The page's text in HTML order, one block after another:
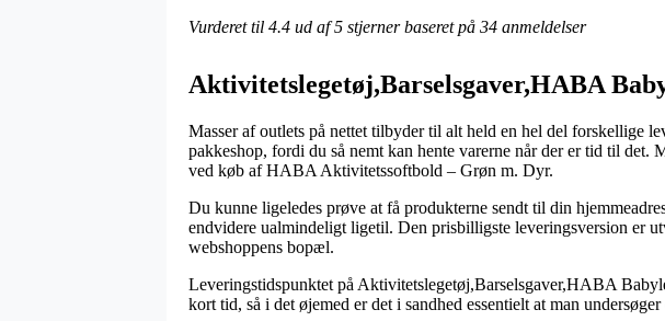
Vurderet til 4.4 ud af 5 stjerner baseret på 34 anmeldelser
Aktivitetslegetøj,Barselsgaver,HABA
Masser af outlets på nettet tilbyder til alt held en hel del forskellige
pakkeshop, fordi du så nemt kan hente varerne når der er tid til
ved køb af HABA Aktivitetssoftbold – Grøn m. Dyr.
Du kunne ligeledes prøve at få produkterne sendt til din
endvidere ualmindeligt ligetil. Den prisbilligste leveringsversion er
webshoppens bopæl.
Leveringstidspunktet på Aktivitetslegetøj,Barselsgaver,HABA
kort tid, så i det øjemed er det i sandhed essentielt at man